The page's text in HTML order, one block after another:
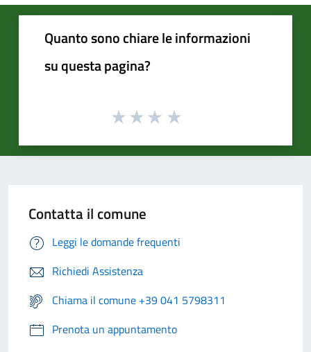
Quanto sono chiare le informazioni
su questa pagina?
Contatta il comune
Leggi le domande frequenti
Richiedi Assistenza
Chiama il comune +39 041 5798311
Prenota un appuntamento